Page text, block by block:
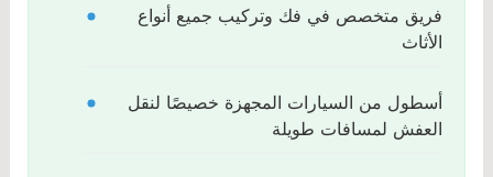
فريق متخصص في فك وتركيب جميع أنواع
الأثاث
أسطول من السيارات المجهزة خصيصًا لنقل
العفش لمسافات طويلة